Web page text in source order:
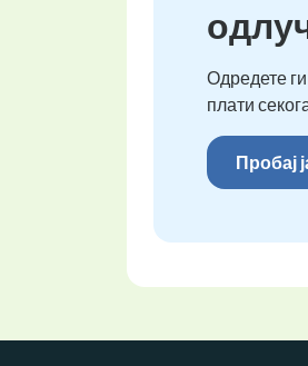
Одредете
плати
Пробај